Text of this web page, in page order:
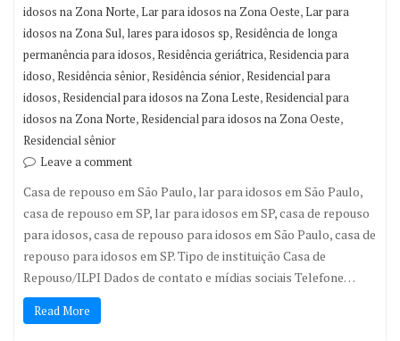
idosos na Zona Norte,Lar para idosos na Zona Oeste,Lar para
idosos na Zona Sul, lares para idosos sp,Residência de longa
permanência para idosos,Residência geriátrica,Residencia para
idoso,Residência sênior,Residência sénior,Residencial para
idosos,Residencial para idosos na Zona Leste,Residencial para
idosos na Zona Norte,Residencial para idosos na Zona Oeste,
Residencial sênior
Leave a comment
Casa de repouso em São Paulo, lar para idosos em São Paulo,
casa de repouso em SP, lar para idosos em SP, casa de repouso
para idosos, casa de repouso para idosos em São Paulo, casa de
repouso para idosos em SP. Tipo de instituição Casa de
Repouso/ILPI Dados de contato e mídias sociais Telefone…
Read More